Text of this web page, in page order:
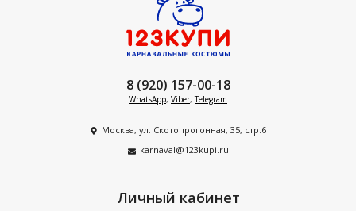
8 (920) 157-00-18
WhatsApp, Viber,Telegram
Москва, ул. Скотопрогонная, 35, стр.6
karnaval@123kupi.ru
Личный кабинет